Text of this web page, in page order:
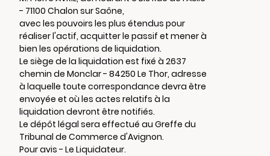
- 71100 Chalon sur Saône,
avec les pouvoirs les plus étendus pour
réaliser l'actif, acquitter le passif et mener à
bien les opérations de liquidation.
Le siège de la liquidation est fixé à 2637
chemin de Monclar - 84250 Le Thor, adresse
à laquelle toute correspondance devra être
envoyée et où les actes relatifs à la
liquidation devront être notifiés.
Le dépôt légal sera effectué au Greffe du
Tribunal de Commerce d'Avignon.
Pour avis - Le Liquidateur.